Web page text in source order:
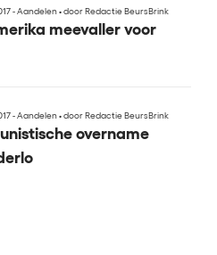
- Aandelen•door Redactie BeursBrink
meevaller voor
- Aandelen•door Redactie BeursBrink
overname